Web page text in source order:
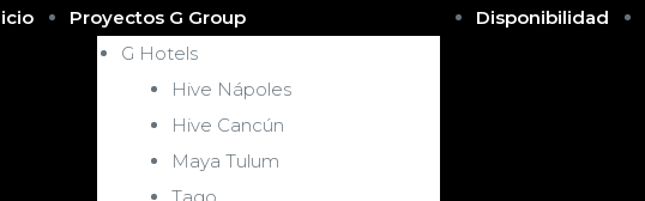
Proyectos G Group
G Hotels
Hive Nápoles
Hive Cancún
Maya Tulum
Disponibilidad